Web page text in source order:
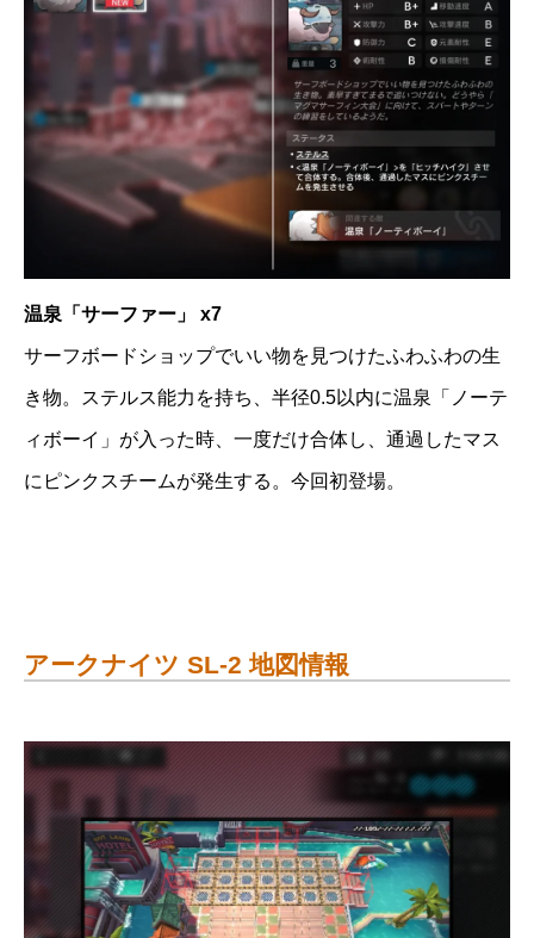
温泉「サーファー」 x7
サーフボードショップでいい物を見つけたふわふわの生
き物。ステルス能力を持ち、半径0.5以内に温泉「ノーテ
ィボーイ」が入った時、一度だけ合体し、通過したマス
にピンクスチームが発生する。今回初登場。
アークナイツ SL-2 地図情報